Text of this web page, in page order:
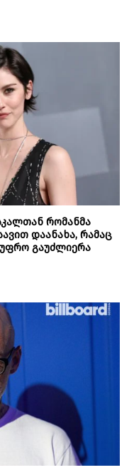
რომანმა
დაანახა, რამაც
უფრო გაუძლიერა